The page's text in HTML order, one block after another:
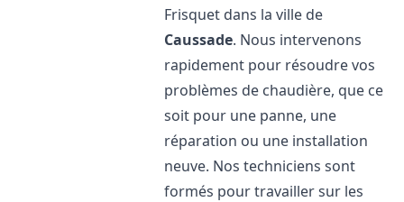
Frisquet dans la ville de
Caussade. Nous intervenons
rapidement pour résoudre vos
problèmes de chaudière, que ce
soit pour une panne, une
réparation ou une installation
neuve. Nos techniciens sont
formés pour travailler sur les